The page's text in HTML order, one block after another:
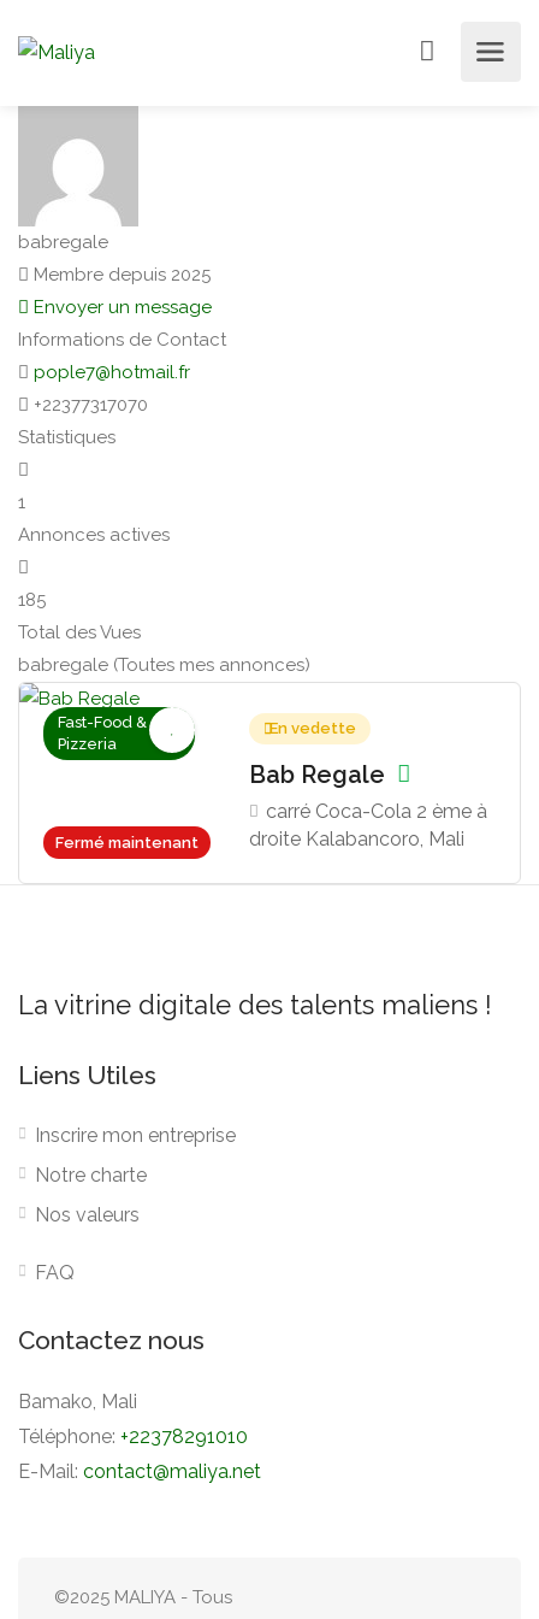
babregale
Membre depuis 2025
Envoyer un message
Informations de Contact
pople7@hotmail.fr
+22377317070
Statistiques
1
Annonces actives
185
Total des Vues
babregale (Toutes mes annonces)
Fermé maintenant
Fast-Food &
Pizzeria
En vedette
Bab Regale
carré Coca-Cola 2 ème à
droite Kalabancoro, Mali
La vitrine digitale des talents maliens !
Liens Utiles
Inscrire mon entreprise
Notre charte
Nos valeurs
FAQ
Contactez nous
Bamako, Mali
Téléphone: +22378291010
E-Mail: contact@maliya.net
©2025 MALIYA - Tous